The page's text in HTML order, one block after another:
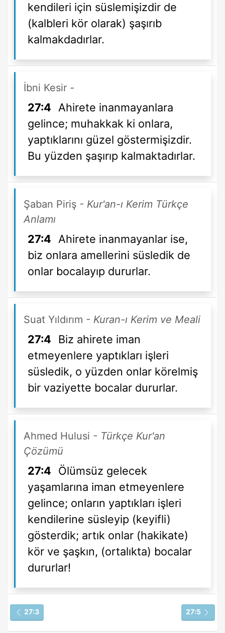
kendileri için süslemişizdir de
(kalbleri kör olarak) şaşırıb
kalmakdadırlar.
İbni Kesir -
27:4
Ahirete inanmayanlara
gelince; muhakkak ki onlara,
yaptıklarını güzel göstermişizdir.
Bu yüzden şaşırıp kalmaktadırlar.
Şaban Piriş - Kur'an-ı Kerim Türkçe
Anlamı
27:4
Ahirete inanmayanlar ise,
biz onlara amellerini süsledik de
onlar bocalayıp dururlar.
Suat Yıldırım - Kuran-ı Kerim ve Meali
27:4
Biz ahirete iman
etmeyenlere yaptıkları işleri
süsledik, o yüzden onlar körelmiş
bir vaziyette bocalar dururlar.
Ahmed Hulusi - Türkçe Kur'an
Çözümü
27:4
Ölümsüz gelecek
yaşamlarına iman etmeyenlere
gelince; onların yaptıkları işleri
kendilerine süsleyip (keyifli)
gösterdik; artık onlar (hakikate)
kör ve şaşkın, (ortalıkta) bocalar
dururlar!
27:3 27:5